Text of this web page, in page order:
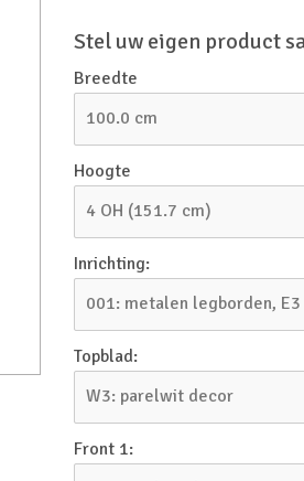
Stel uw eigen product
Breedte
100.0 cm
Hoogte
4 OH (151.7 cm)
Inrichting:
001: metalen legborden, E3
Topblad:
W3: parelwit decor
Front 1: